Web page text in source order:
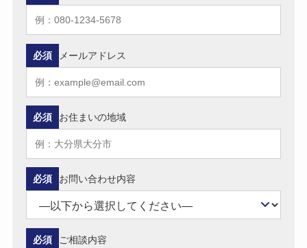
メールアドレス
必須
お住まいの地域
必須
お問い合わせ内容
必須
ご相談内容
必須